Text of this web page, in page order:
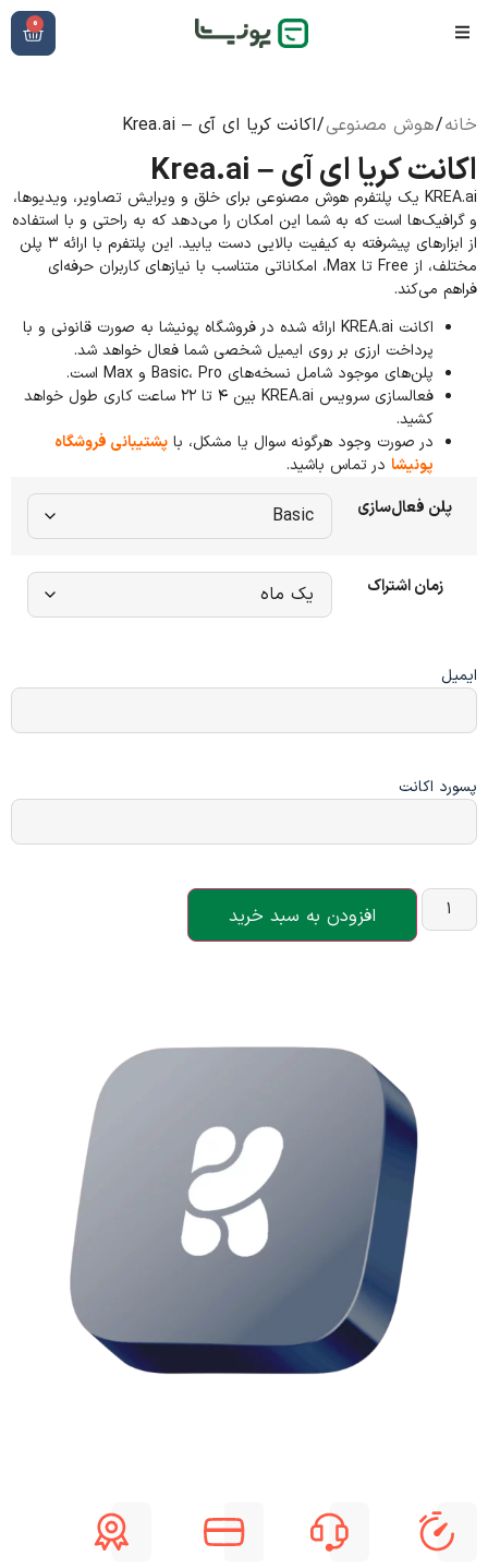
0
خانه/هوش مصنوعی/ اکانت کریا ای آی – Krea.ai
اکانت کریا ای آی – Krea.ai
KREA.ai یک پلتفرم هوش مصنوعی برای خلق و ویرایش تصاویر، ویدیوها،
و گرافیک‌ها است که به شما این امکان را می‌دهد که به راحتی و با استفاده
از ابزارهای پیشرفته به کیفیت بالایی دست یابید. این پلتفرم با ارائه ۳ پلن
مختلف، از Free تا Max، امکاناتی متناسب با نیازهای کاربران حرفه‌ای
فراهم می‌کند.
اکانت KREA.ai ارائه شده در فروشگاه پونیشا به صورت قانونی و با
پرداخت ارزی بر روی ایمیل شخصی شما فعال خواهد شد.
پلن‌های موجود شامل نسخه‌های Basic، Pro و Max است.
فعالسازی سرویس KREA.ai بین ۴ تا ۲۲ ساعت کاری طول خواهد
کشید.
در صورت وجود هرگونه سوال یا مشکل، با پشتیبانی فروشگاه
پونیشا در تماس باشید.
پلن فعال‌سازی
زمان اشتراک
ایمیل
پسورد اکانت
افزودن به سبد خرید